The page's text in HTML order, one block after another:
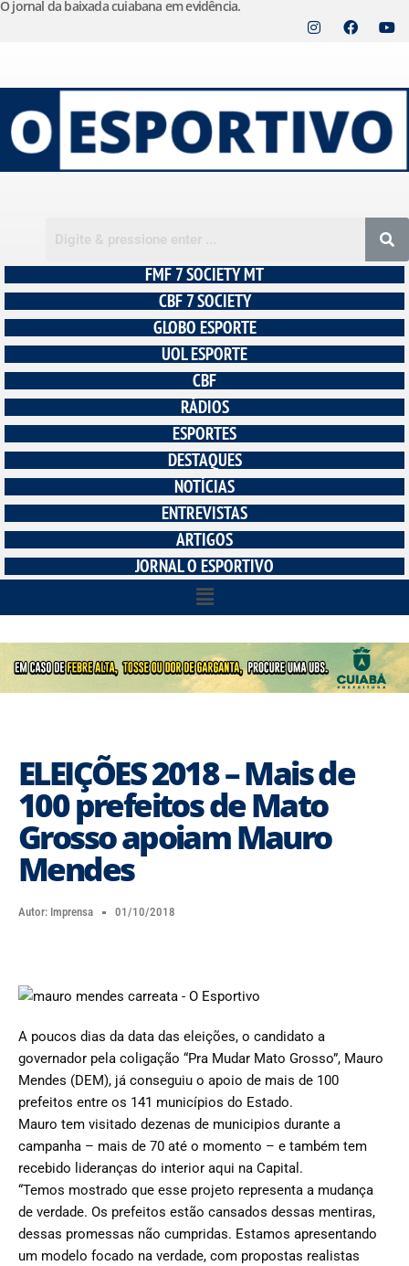
o
conteúdo
O jornal da baixada cuiabana em evidência.
FMF 7 SOCIETY MT
CBF 7 SOCIETY
GLOBO ESPORTE
UOL ESPORTE
CBF
RÁDIOS
ESPORTES
DESTAQUES
NOTÍCIAS
ENTREVISTAS
ARTIGOS
JORNAL O ESPORTIVO
ELEIÇÕES 2018 – Mais de
100 prefeitos de Mato
Grosso apoiam Mauro
Mendes
Autor: Imprensa 01/10/2018
A poucos dias da data das eleições, o candidato a
governador pela coligação “Pra Mudar Mato Grosso”, Mauro
Mendes (DEM), já conseguiu o apoio de mais de 100
prefeitos entre os 141 municípios do Estado.
Mauro tem visitado dezenas de municipios durante a
campanha – mais de 70 até o momento – e também tem
recebido lideranças do interior aqui na Capital.
“Temos mostrado que esse projeto representa a mudança
de verdade. Os prefeitos estão cansados dessas mentiras,
dessas promessas não cumpridas. Estamos apresentando
um modelo focado na verdade, com propostas realistas